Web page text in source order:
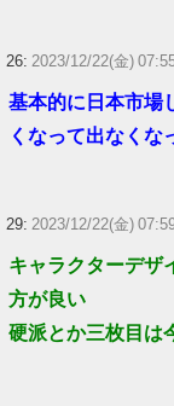
26: 2023/12/22(金)
基本的に日本市場
くなって出なくな
29: 2023/12/22(金)
キャラクターデザ
方が良い
硬派とか三枚目は